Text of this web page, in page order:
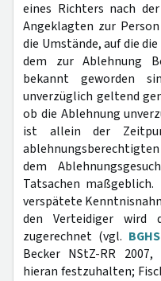
eines Richters nach
Angeklagten zur
die Umstände, auf die
dem zur Ablehnung
bekannt geworden
unverzüglich geltend
ob die Ablehnung
ist allein der
dem
Tatsachen
verspätete
den Verteidiger wird
zugerechnet (vgl.
Becker NStZ-RR
hieran festzuhalten;